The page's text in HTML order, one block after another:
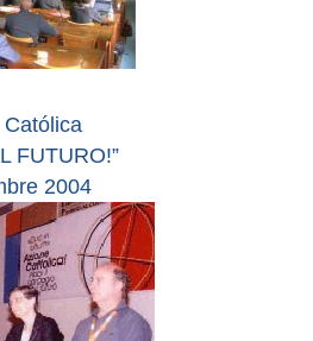
Católica
FUTURO!”
2004